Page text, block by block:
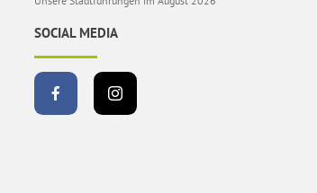
SOCIAL MEDIA